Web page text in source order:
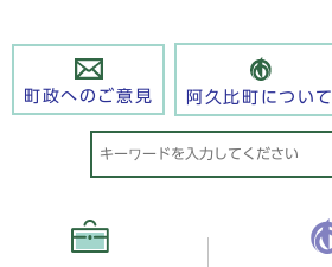
町政へのご意見 阿久比町について